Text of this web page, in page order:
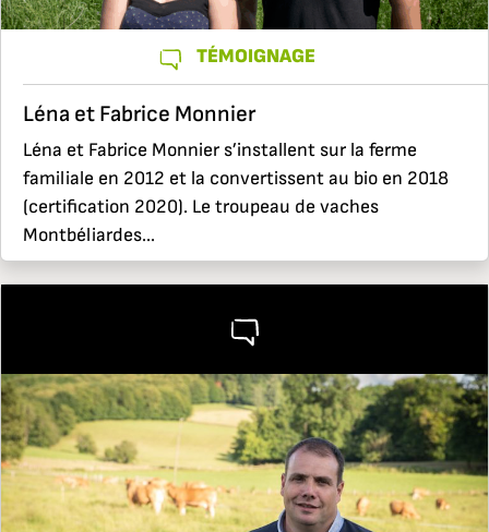
TÉMOIGNAGE
Léna et Fabrice Monnier
Léna et Fabrice Monnier s’installent sur la ferme
familiale en 2012 et la convertissent au bio en 2018
(certification 2020). Le troupeau de vaches
Montbéliardes...